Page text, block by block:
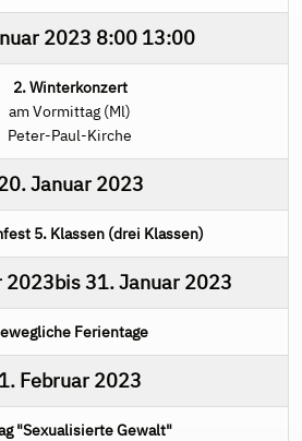
2023 8:00 13:00
2. Winterkonzert
am Vormittag (Ml)
Peter-Paul-Kirche
Januar 2023
5. Klassen (drei Klassen)
2023bis31. Januar 2023
Ferientage
1. Februar 2023
"Sexualisierte Gewalt"